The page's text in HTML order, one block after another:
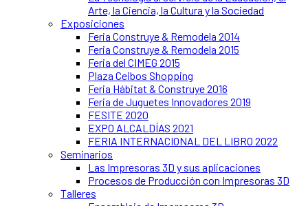
Arte, la Ciencia, la Cultura y la Sociedad
Exposiciones
Feria Construye & Remodela 2014
Feria Construye & Remodela 2015
Feria del CIMEG 2015
Plaza Ceibos Shopping
Feria Hábitat & Construye 2016
Feria de Juguetes Innovadores 2019
FESITE 2020
EXPO ALCALDÍAS 2021
FERIA INTERNACIONAL DEL LIBRO 2022
Seminarios
Las Impresoras 3D y sus aplicaciones
Procesos de Producción con Impresoras 3D
Talleres